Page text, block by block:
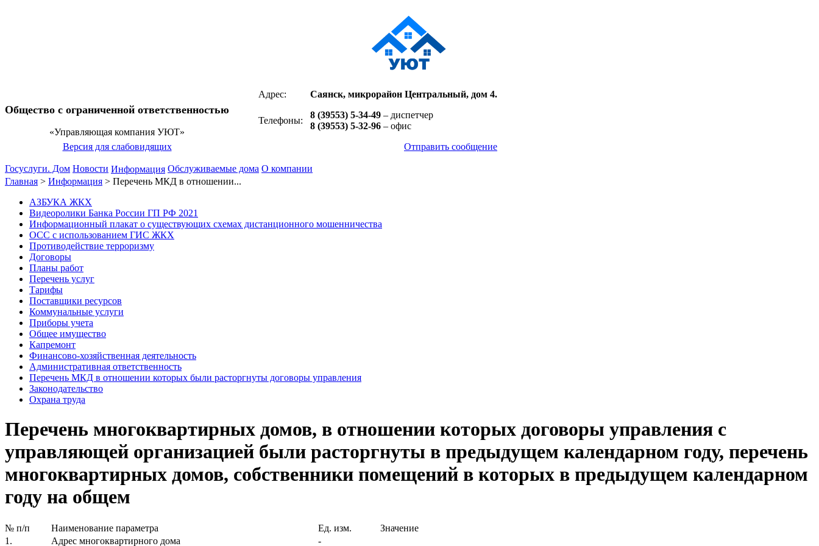
Общество с ограниченной ответственностью
«Управляющая компания УЮТ»
Адрес: Саянск, микрорайон Центральный, дом 4.
Телефоны:
8 (39553) 5-34-49 – диспетчер
8 (39553) 5-32-96 – офис
Версия для слабовидящих
Отправить сообщение
Госуслуги. Дом Новости Информация Обслуживаемые дома О компании
Главная > Информация > Перечень МКД в отношении...
АЗБУКА ЖКХ
Видеоролики Банка России ГП РФ 2021
Информационный плакат о существующих схемах дистанционного мошенничества
ОСС с использованием ГИС ЖКХ
Противодействие терроризму
Договоры
Планы работ
Перечень услуг
Тарифы
Поставщики ресурсов
Коммунальные услуги
Приборы учета
Общее имущество
Капремонт
Финансово-хозяйственная деятельность
Административная ответственность
Перечень МКД в отношении которых были расторгнуты договоры управления
Законодательство
Охрана труда
Перечень многоквартирных домов, в отношении которых договоры управления с
управляющей организацией были расторгнуты в предыдущем календарном году, перечень
многоквартирных домов, собственники помещений в которых в предыдущем календарном
году на общем
№ п/п Наименование параметра Ед. изм.
Значение
1.
Адрес многоквартирного дома -